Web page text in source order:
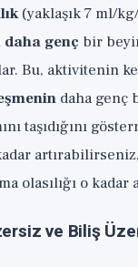
(yaklaşık 7 ml/
daha genç bir
Bu, aktivitenin
daha genç
taşıdığını
olasılığı o kadar
ve Biliş